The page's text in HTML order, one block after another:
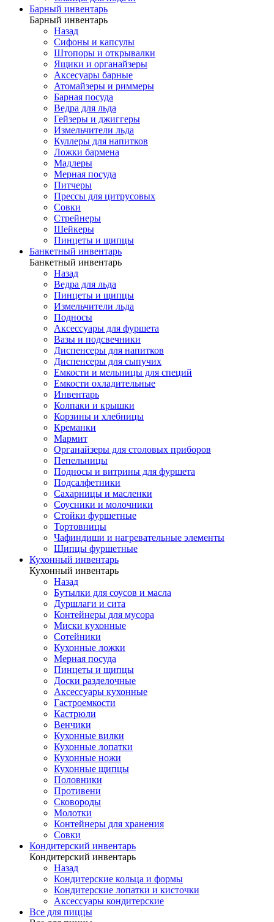
Барный инвентарь
Барный инвентарь
Назад
Сифоны и капсулы
Штопоры и открывалки
Ящики и органайзеры
Аксесуары барные
Атомайзеры и риммеры
Барная посуда
Ведра для льда
Гейзеры и джиггеры
Измельчители льда
Куллеры для напитков
Ложки бармена
Мадлеры
Мерная посуда
Питчеры
Прессы для цитрусовых
Совки
Стрейнеры
Шейкеры
Пинцеты и щипцы
Банкетный инвентарь
Банкетный инвентарь
Назад
Ведра для льда
Пинцеты и щипцы
Измельчители льда
Подносы
Аксессуары для фуршета
Вазы и подсвечники
Диспенсеры для напитков
Диспенсеры для сыпучих
Емкости и мельницы для специй
Емкости охладительные
Инвентарь
Колпаки и крышки
Корзины и хлебницы
Креманки
Мармит
Органайзеры для столовых приборов
Пепельницы
Подносы и витрины для фуршета
Подсалфетники
Сахарницы и масленки
Соусники и молочники
Стойки фуршетные
Тортовницы
Чафиндиши и нагревательные элементы
Щипцы фуршетные
Кухонный инвентарь
Кухонный инвентарь
Назад
Бутылки для соусов и масла
Дуршлаги и сита
Контейнеры для мусора
Миски кухонные
Сотейники
Кухонные ложки
Мерная посуда
Пинцеты и щипцы
Доски разделочные
Аксессуары кухонные
Гастроемкости
Кастрюли
Венчики
Кухонные вилки
Кухонные лопатки
Кухонные ножи
Кухонные щипцы
Половники
Противени
Сковороды
Молотки
Контейнеры для хранения
Совки
Кондитерский инвентарь
Кондитерский инвентарь
Назад
Кондитерские кольца и формы
Кондитерские лопатки и кисточки
Аксессуары кондитерские
Все для пиццы